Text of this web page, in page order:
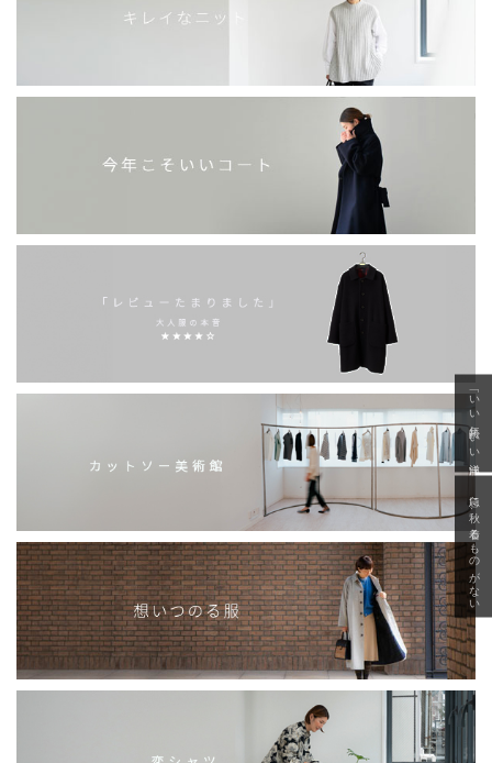
「いい年齢 いい洋服」
急に秋、着るものがない